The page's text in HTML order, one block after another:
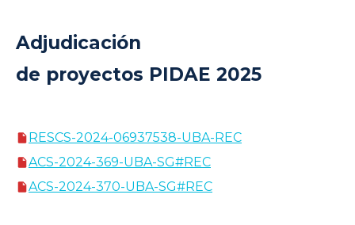
Adjudicación
de proyectos PIDAE 2025
RESCS-2024-06937538-UBA-REC
ACS-2024-369-UBA-SG#REC
ACS-2024-370-UBA-SG#REC